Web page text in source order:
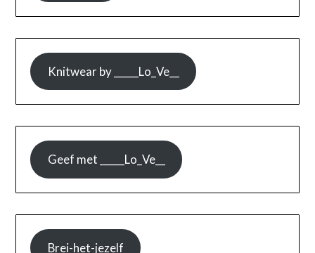
Knitwear by _____Lo_Ve__
Geef met _____Lo_Ve__
Brei-het-jezelf